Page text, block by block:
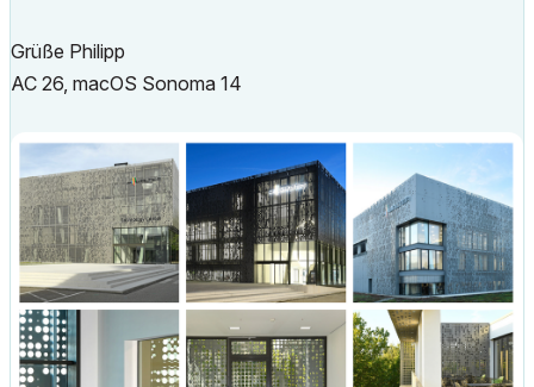
Grüße Philipp
AC 26, macOS Sonoma 14